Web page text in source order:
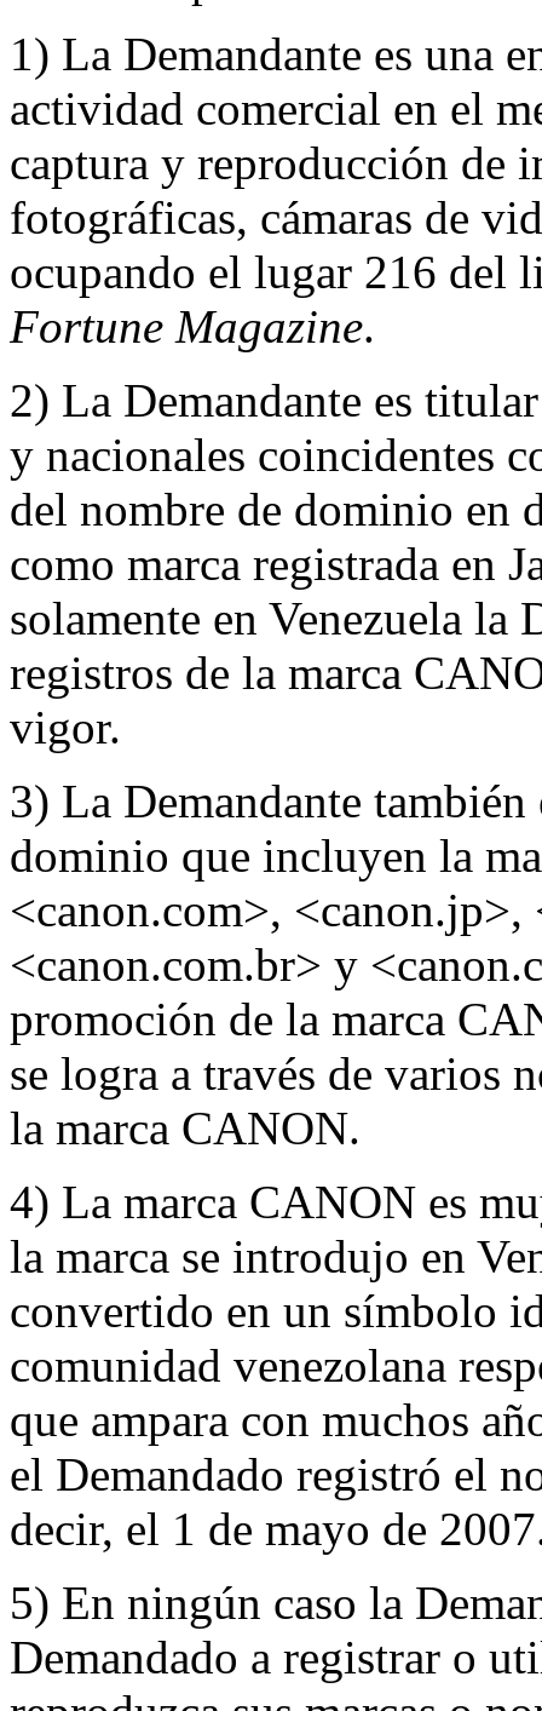
1) La Demandante es una
actividad comercial en el
captura y reproducción de
fotográficas, cámaras de
ocupando el lugar 216 del
Fortune Magazine.
2) La Demandante es
y nacionales coincidentes
del nombre de dominio en
como marca registrada en
solamente en Venezuela la
registros de la marca
vigor.
3) La Demandante
dominio que incluyen la
<canon.com>,
<canon.com.br> y
promoción de la marca
se logra a través de varios
la marca CANON.
4) La marca CANON es
la marca se introdujo en
convertido en un símbolo
comunidad venezolana
que ampara con muchos
el Demandado registró el
decir, el 1 de mayo de
5) En ningún caso la
Demandado a registrar o